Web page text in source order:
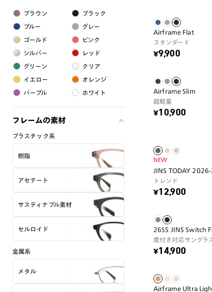
ブラウン ブラック
ブルー グレー
ゴールド ピンク
シルバー レッド
グリーン クリア
イエロー オレンジ
パープル ホワイト
フレームの素材
プラスチック系
樹脂
アセテート
サスティナブル素材
セルロイド
金属系
メタル
Airframe Flat
スタンダード
¥9,900
Airframe Slim
超軽量
¥10,900
NEW
JINS TODAY
トレンド
¥12,900
26SS JINS Switch
度付き対応サングラ
¥14,900
Airframe Ultra